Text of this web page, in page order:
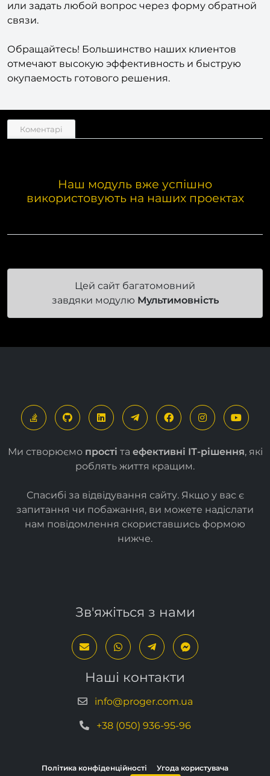
Прямо на сайте посетитель может заказать замер
или задать любой вопрос через форму обратной
Обращайтесь! Большинство наших клиентов
отмечают высокую эффективность и быструю
Наш модуль вже успішно
Цей сайт багатомовний
завдяки модулюМультимовність
Ми створюємопрості таефективні ІТ-рішення
Спасибі за відвідування сайту. Якщо у вас є
запитання чи побажання, ви можете надіслати
нам повідомлення скориставшись формою
Зв'яжіться з нами
Наші контакти
info@proger.com.ua